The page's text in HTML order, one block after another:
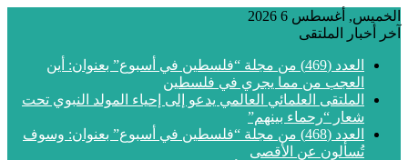
الخميس, أغسطس 6 2026
آخر أخبار الملتقى
العدد (469) من مجلة “فلسطين في أسبوع” بعنوان: أين
العجب من مما يجري في فلسطين
الملتقى العلمائي العالمي يدعو إلى إحياء المولد النبوي تحت
شعار “رحماء بينهم”
العدد (468) من مجلة “فلسطين في أسبوع” بعنوان: وسوف
تُسألون عن الأقصى